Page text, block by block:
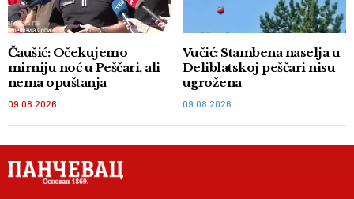
Čaušić: Očekujemo
mirniju noć u Peščari, ali
nema opuštanja
09.08.2026
Vučić: Stambena naselja u
Deliblatskoj peščari nisu
ugrožena
09.08.2026